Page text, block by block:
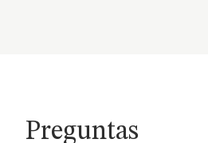
Preguntas